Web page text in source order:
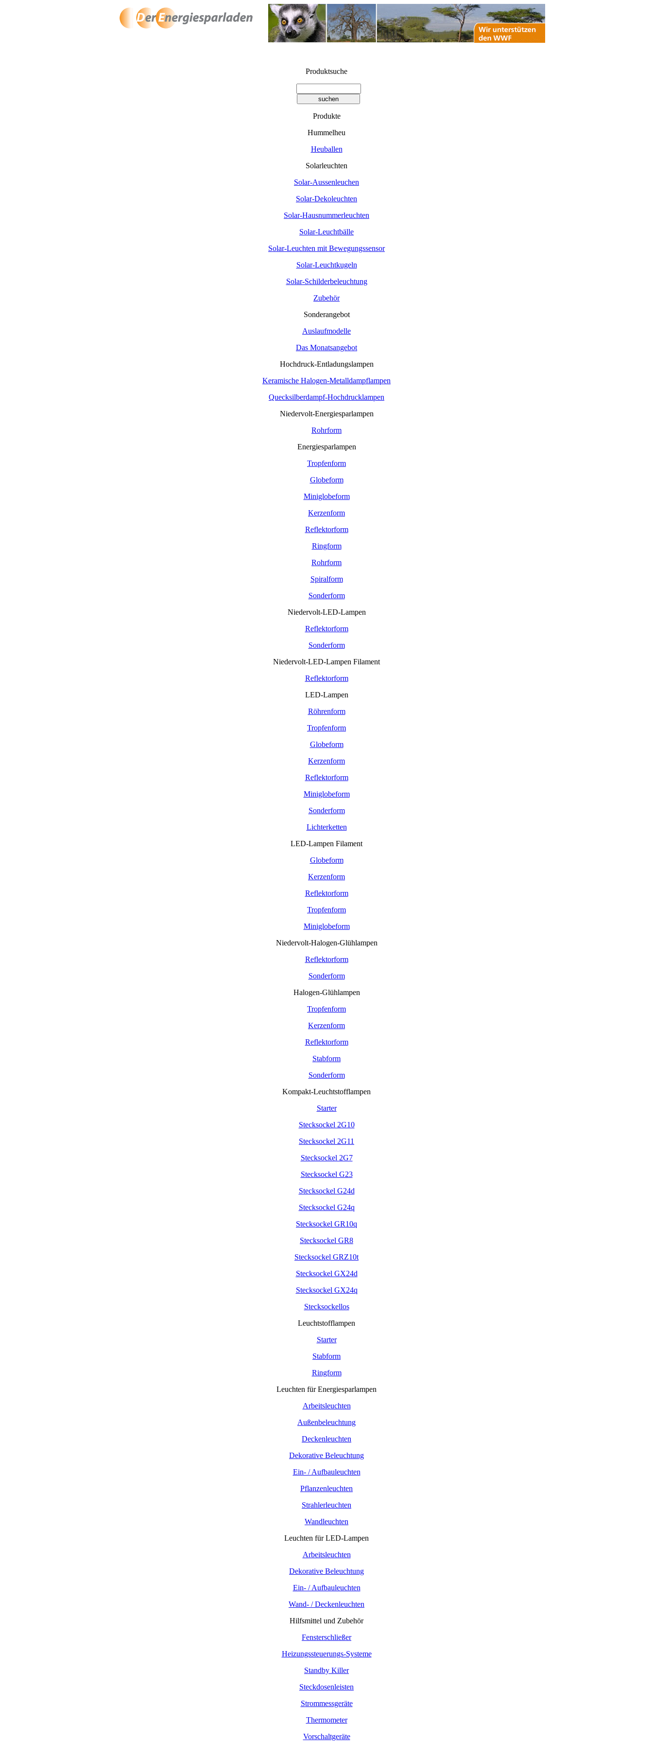
Produktsuche
Produkte
Hummelheu
Heuballen
Solarleuchten
Solar-Aussenleuchen
Solar-Dekoleuchten
Solar-Hausnummerleuchten
Solar-Leuchtbälle
Solar-Leuchten mit Bewegungssensor
Solar-Leuchtkugeln
Solar-Schilderbeleuchtung
Zubehör
Sonderangebot
Auslaufmodelle
Das Monatsangebot
Hochdruck-Entladungslampen
Keramische Halogen-Metalldampflampen
Quecksilberdampf-Hochdrucklampen
Niedervolt-Energiesparlampen
Rohrform
Energiesparlampen
Tropfenform
Globeform
Miniglobeform
Kerzenform
Reflektorform
Ringform
Rohrform
Spiralform
Sonderform
Niedervolt-LED-Lampen
Reflektorform
Sonderform
Niedervolt-LED-Lampen Filament
Reflektorform
LED-Lampen
Röhrenform
Tropfenform
Globeform
Kerzenform
Reflektorform
Miniglobeform
Sonderform
Lichterketten
LED-Lampen Filament
Globeform
Kerzenform
Reflektorform
Tropfenform
Miniglobeform
Niedervolt-Halogen-Glühlampen
Reflektorform
Sonderform
Halogen-Glühlampen
Tropfenform
Kerzenform
Reflektorform
Stabform
Sonderform
Kompakt-Leuchtstofflampen
Starter
Stecksockel 2G10
Stecksockel 2G11
Stecksockel 2G7
Stecksockel G23
Stecksockel G24d
Stecksockel G24q
Stecksockel GR10q
Stecksockel GR8
Stecksockel GRZ10t
Stecksockel GX24d
Stecksockel GX24q
Stecksockellos
Leuchtstofflampen
Starter
Stabform
Ringform
Leuchten für Energiesparlampen
Arbeitsleuchten
Außenbeleuchtung
Deckenleuchten
Dekorative Beleuchtung
Ein- / Aufbauleuchten
Pflanzenleuchten
Strahlerleuchten
Wandleuchten
Leuchten für LED-Lampen
Arbeitsleuchten
Dekorative Beleuchtung
Ein- / Aufbauleuchten
Wand- / Deckenleuchten
Hilfsmittel und Zubehör
Fensterschließer
Heizungssteuerungs-Systeme
Standby Killer
Steckdosenleisten
Strommessgeräte
Thermometer
Vorschaltgeräte